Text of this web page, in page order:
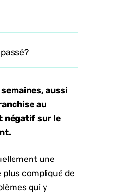
semaines, aussi
au
négatif sur le
une
plus compliqué de
qui y